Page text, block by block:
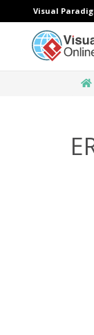
Visual